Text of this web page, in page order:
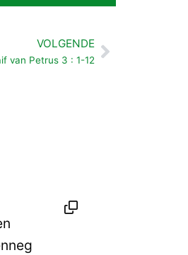
VOLGENDE
van Petrus 3 : 1-12Volgende